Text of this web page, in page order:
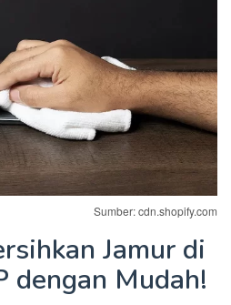
Sumber: cdn.shopify.com
Jamur di
dengan Mudah!